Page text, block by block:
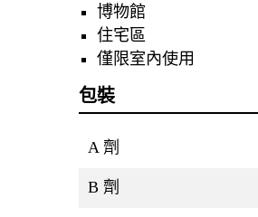
博物館
住宅區
僅限室內使用
包裝
A 劑
B 劑